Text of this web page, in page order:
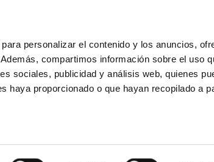
personalizar el contenido y los anuncios,
compartimos información sobre el uso
sociales, publicidad y análisis web, quienes
haya proporcionado o que hayan recopilado a